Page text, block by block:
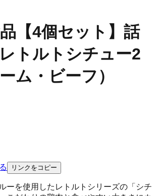
【4個セット】話
トルトシチュー2
ム・ビーフ）
リンクをコピー
ーを使用したレトルトシリーズの「シチ